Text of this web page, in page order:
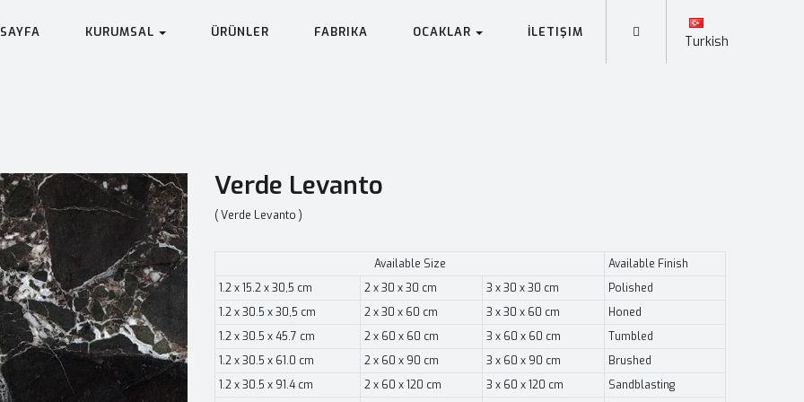
KURUMSAL ÜRÜNLER FABRIKA OCAKLAR İLETIŞIM
Turkish
Verde Levanto
( Verde Levanto )
Available Size
Available Finish
1.2 x 15.2 x 30,5 cm
2 x 30 x 30 cm 3 x 30 x 30 cm
Polished
1.2 x 30.5 x 30,5 cm
2 x 30 x 60 cm 3 x 30 x 60 cm
Honed
1.2 x 30.5 x 45.7 cm
2 x 60 x 60 cm 3 x 60 x 60 cm
Tumbled
1.2 x 30.5 x 61.0 cm
2 x 60 x 90 cm 3 x 60 x 90 cm
Brushed
1.2 x 30.5 x 91.4 cm
2 x 60 x 120 cm 3 x 60 x 120 cm Sandblasting